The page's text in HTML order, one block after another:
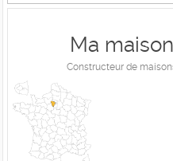
Ma
Constructeur de